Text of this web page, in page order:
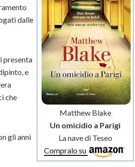
Matthew Blake
Un omicidio a Parigi
La nave di Teseo
Compralo su
dalle
presenta
e
che
gli anni